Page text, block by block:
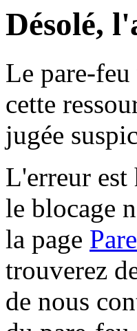
Désolé,
Le pare-
cette
jugée
L'erreur est
le blocage
la page
trouverez
de nous